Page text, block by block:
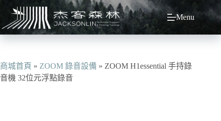
主
容
Menu
商城首頁 » ZOOM 錄音設備 » ZOOM H1essential 手持錄
音機 32位元浮點錄音